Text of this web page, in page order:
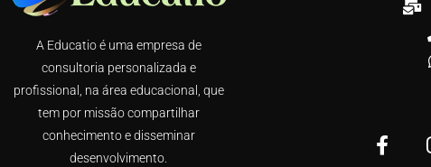
A Educatio é uma empresa de
consultoria personalizada e
profissional, na área educacional, que
tem por missão compartilhar
conhecimento e disseminar
desenvolvimento.